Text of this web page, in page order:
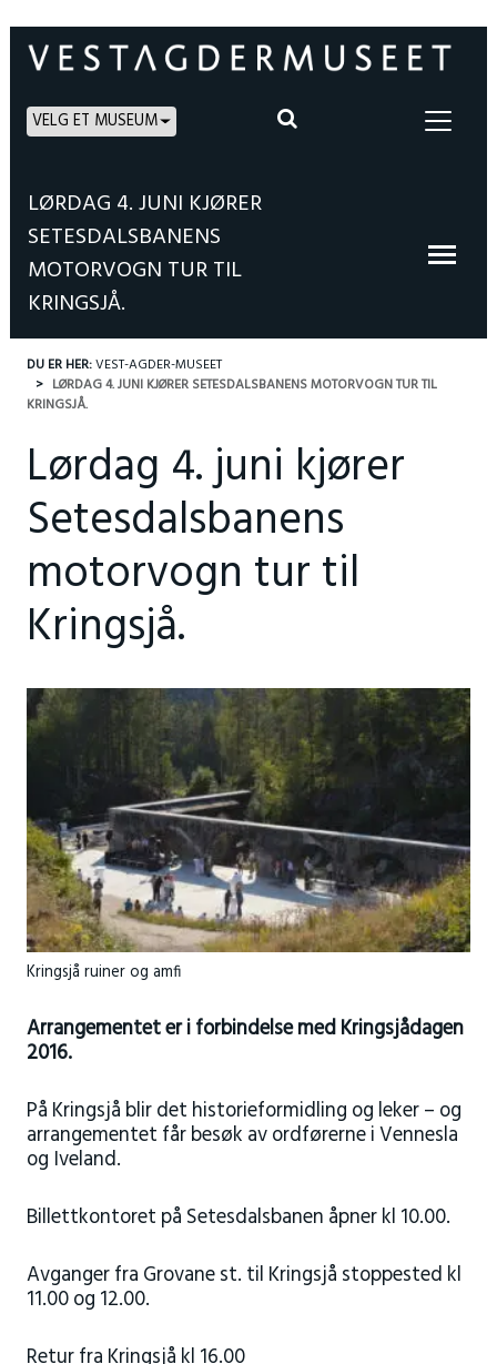
VELG ET MUSEUM
LØRDAG 4. JUNI KJØRER
SETESDALSBANENS
MOTORVOGN TUR TIL
KRINGSJÅ.
DU ER HER:VEST-AGDER-MUSEET
LØRDAG 4. JUNI KJØRER SETESDALSBANENS MOTORVOGN TUR TIL
KRINGSJÅ.
Lørdag 4. juni kjører
Setesdalsbanens
motorvogn tur til
Kringsjå.
Kringsjå ruiner og amfi
Arrangementet er i forbindelse med Kringsjådagen
2016.
På Kringsjå blir det historieformidling og leker – og
arrangementet får besøk av ordførerne i Vennesla
og Iveland.
Billettkontoret på Setesdalsbanen åpner kl 10.00.
Avganger fra Grovane st. til Kringsjå stoppested kl
11.00 og 12.00.
Retur fra Kringsjå kl 16.00